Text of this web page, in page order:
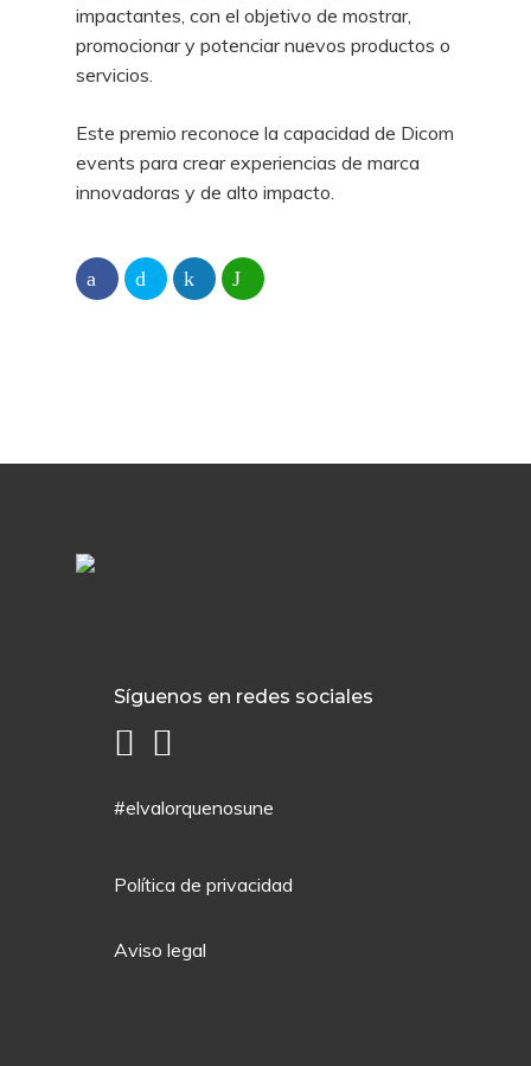
impactantes, con el objetivo de mostrar,
promocionar y potenciar nuevos productos o
servicios.
Este premio reconoce la capacidad de Dicom
events para crear experiencias de marca
innovadoras y de alto impacto.
Síguenos en redes sociales
#elvalorquenosune
Política de privacidad
Aviso legal